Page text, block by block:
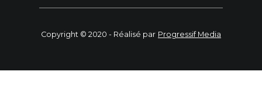
Copyright © 2020 - Réalisé par Progressif Media